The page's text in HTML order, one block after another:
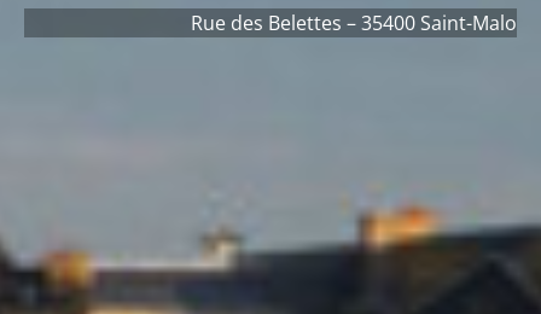
Rue des Belettes – 35400 Saint-Malo